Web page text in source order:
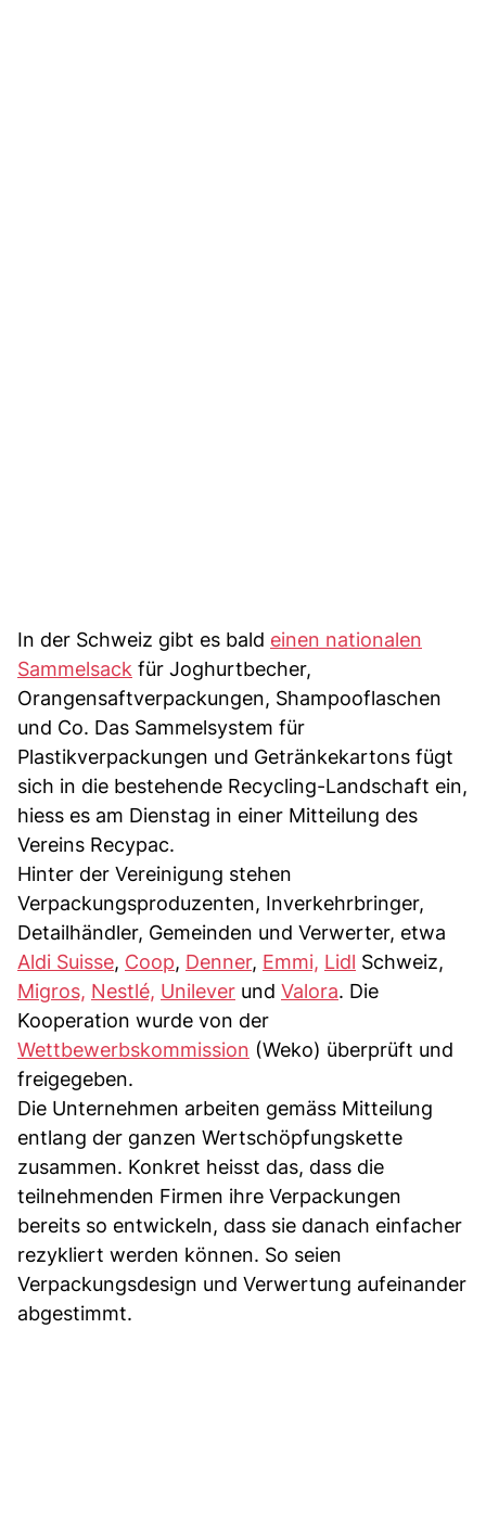
In der Schweiz gibt es bald einen nationalen
Sammelsack für Joghurtbecher,
Orangensaftverpackungen, Shampooflaschen
und Co. Das Sammelsystem für
Plastikverpackungen und Getränkekartons fügt
sich in die bestehende Recycling-Landschaft ein,
hiess es am Dienstag in einer Mitteilung des
Vereins Recypac.
Hinter der Vereinigung stehen
Verpackungsproduzenten, Inverkehrbringer,
Detailhändler, Gemeinden und Verwerter, etwa
Aldi Suisse, Coop, Denner, Emmi, Lidl Schweiz,
Migros, Nestlé, Unilever und Valora. Die
Kooperation wurde von der
Wettbewerbskommission (Weko) überprüft und
freigegeben.
Die Unternehmen arbeiten gemäss Mitteilung
entlang der ganzen Wertschöpfungskette
zusammen. Konkret heisst das, dass die
teilnehmenden Firmen ihre Verpackungen
bereits so entwickeln, dass sie danach einfacher
rezykliert werden können. So seien
Verpackungsdesign und Verwertung aufeinander
abgestimmt.